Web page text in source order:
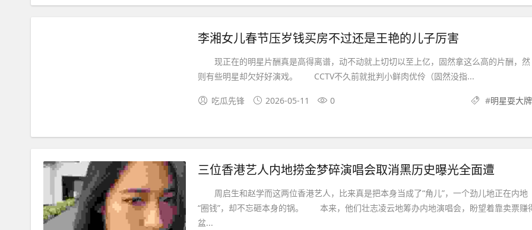
李湘女儿春节压岁钱买房不过还是王艳的儿子厉害
现正在的明星片酬真是高得离谱，动不动就上切切以至上亿，固然拿这么高的片酬，然
则有些明星却欠好好演戏。 CCTV不久前就批判小鲜肉优伶（固然没指...
吃瓜先锋 2026-05-11 0 #明星耍大牌
三位香港艺人内地捞金梦碎演唱会取消黑历史曝光全面遭
周启生和赵学而这两位香港艺人，比来真是把本身当成了“角儿”，一个劲儿地正在内地
“圈钱”，却不忘砸本身的锅。 本来，他们壮志凌云地筹办内地演唱会，盼望着靠卖票赚
盆...